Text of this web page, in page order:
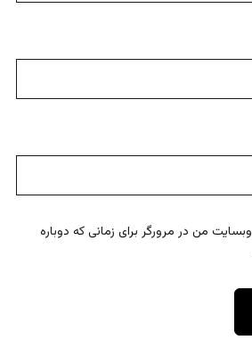
من در مرورگر برای زمانی که دوباره